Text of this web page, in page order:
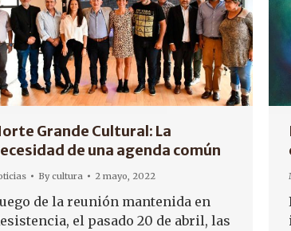
Grande Cultural: La
de una agenda común
Bycultura 2 mayo, 2022
de la reunión mantenida en
el pasado 20 de abril, las